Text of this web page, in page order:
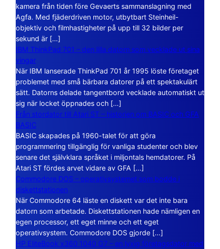
kamera från tiden före Gevaerts sammanslagning med
Agfa. Med fjäderdriven motor, utbytbart Steinheil-
objektiv och filmhastigheter på upp till 32 bilder per
sekund är […]
IBM ThinkPad 701 – den lilla datorn som vecklade ut sina
vingar
När IBM lanserade ThinkPad 701 år 1995 löste företaget
problemet med små bärbara datorer på ett spektakulärt
sätt. Datorns delade tangentbord vecklade automatiskt ut
sig när locket öppnades och […]
Från stordator till Atari ST – historien om BASIC och GFA
BASIC
BASIC skapades på 1960-talet för att göra
programmering tillgänglig för vanliga studenter och blev
senare det självklara språket i miljontals hemdatorer. På
Atari ST fördes arvet vidare av GFA […]
Commodore DOS – operativsystemet som bodde i
diskettstationen
När Commodore 64 läste en diskett var det inte bara
datorn som arbetade. Diskettstationen hade nämligen en
egen processor, ett eget minne och ett eget
operativsystem. Commodore DOS gjorde […]
HP EliteBook x360 1040 G7 – en lyxig företagsdator med